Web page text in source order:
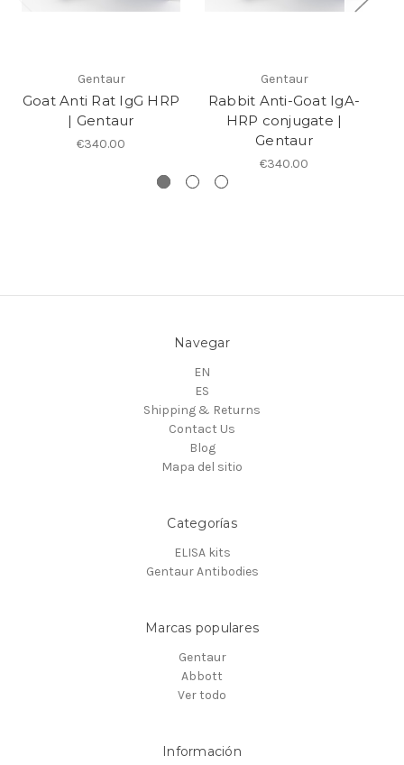
Gentaur
Goat Anti Rat IgG HRP
| Gentaur
€340.00
Gentaur
Rabbit Anti-Goat IgA-
HRP conjugate |
Gentaur
€340.00
Navegar
EN
ES
Shipping & Returns
Contact Us
Blog
Mapa del sitio
Categorías
ELISA kits
Gentaur Antibodies
Marcas populares
Gentaur
Abbott
Ver todo
Información